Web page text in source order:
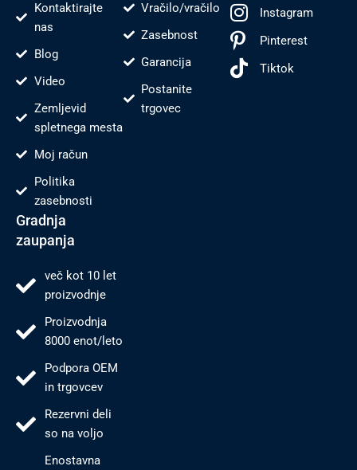
Kontaktirajte
nas
Blog
Video
Zemljevid
spletnega mesta
Moj račun
Politika
zasebnosti
Vračilo/vračilo
Zasebnost
Garancija
Postanite
trgovec
Instagram
Pinterest
Tiktok
Gradnja
zaupanja
več kot 10 let
proizvodnje
Proizvodnja
8000 enot/leto
Podpora OEM
in trgovcev
Rezervni deli
so na voljo
Enostavna